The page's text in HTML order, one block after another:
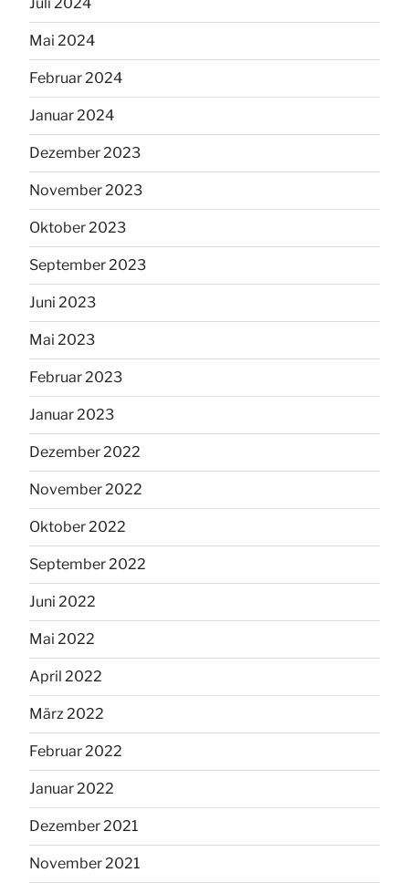
Mai 2024
Februar 2024
Januar 2024
Dezember 2023
November 2023
Oktober 2023
September 2023
Juni 2023
Mai 2023
Februar 2023
Januar 2023
Dezember 2022
November 2022
Oktober 2022
September 2022
Juni 2022
Mai 2022
April 2022
März 2022
Februar 2022
Januar 2022
Dezember 2021
November 2021